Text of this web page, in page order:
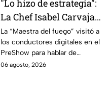
"Lo hizo de estrategia":
La Chef Isabel Carvajal
opina sobre la decisión
de Ramahá de subir a
Daniela al balcón de
MasterChef 24/7
La “Maestra del fuego” visitó a
los conductores digitales en el
PreShow para hablar de
algunos de los sucesos más
06 agosto, 2026